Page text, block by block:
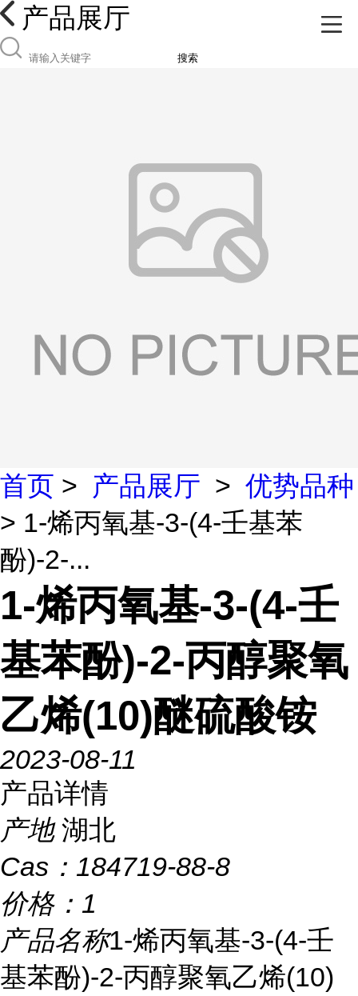
产品展厅
搜索
首页 > 产品展厅 > 优势品种
> 1-烯丙氧基-3-(4-壬基苯
酚)-2-...
1-烯丙氧基-3-(4-壬
基苯酚)-2-丙醇聚氧
乙烯(10)醚硫酸铵
2023-08-11
产品详情
产地 湖北
Cas： 184719-88-8
价格： 1
产品名称1-烯丙氧基-3-(4-壬
基苯酚)-2-丙醇聚氧乙烯(10)